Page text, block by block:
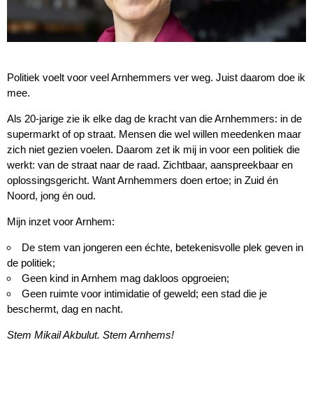
Politiek voelt voor veel Arnhemmers ver weg. Juist daarom doe ik
mee.
Als 20-jarige zie ik elke dag de kracht van die Arnhemmers: in de
supermarkt of op straat. Mensen die wel willen meedenken maar
zich niet gezien voelen. Daarom zet ik mij in voor een politiek die
werkt: van de straat naar de raad. Zichtbaar, aanspreekbaar en
oplossingsgericht. Want Arnhemmers doen ertoe; in Zuid én
Noord, jong én oud.
Mijn inzet voor Arnhem:
De stem van jongeren een échte, betekenisvolle plek geven in
de politiek;
Geen kind in Arnhem mag dakloos opgroeien;
Geen ruimte voor intimidatie of geweld; een stad die je
beschermt, dag en nacht.
Stem Mikail Akbulut. Stem Arnhems!